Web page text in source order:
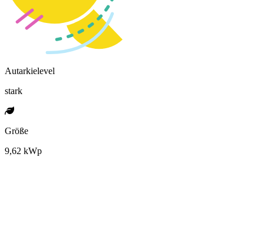
Autarkielevel
stark
Größe
9,62 kWp